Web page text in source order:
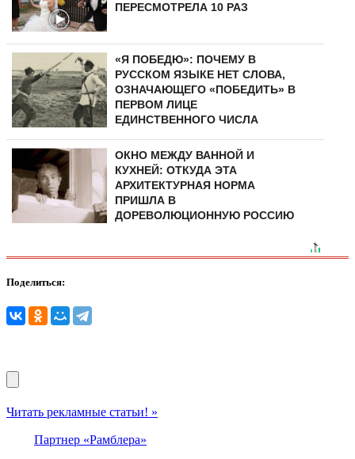
ПЕРЕСМОТРЕЛА 10 РАЗ
«Я ПОБЕДЮ»: ПОЧЕМУ В
РУССКОМ ЯЗЫКЕ НЕТ СЛОВА,
ОЗНАЧАЮЩЕГО «ПОБЕДИТЬ» В
ПЕРВОМ ЛИЦЕ
ЕДИНСТВЕННОГО ЧИСЛА
ОКНО МЕЖДУ ВАННОЙ И
КУХНЕЙ: ОТКУДА ЭТА
АРХИТЕКТУРНАЯ НОРМА
ПРИШЛА В
ДОРЕВОЛЮЦИОННУЮ РОССИЮ
Поделиться:
Читать рекламные статьи! »
Партнер «Рамблера»